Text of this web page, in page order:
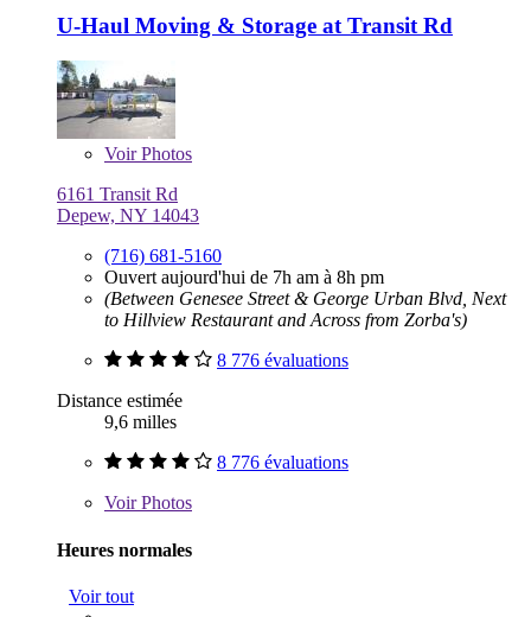
U-Haul Moving & Storage at Transit Rd
VoirPhotos
6161 Transit Rd
Depew, NY 14043
(716) 681-5160
Ouvert aujourd'hui de 7h am à 8h pm
(Between Genesee Street & George Urban Blvd, Next
to Hillview Restaurant and Across from Zorba's)
8 776 évaluations
Distance estimée
9,6 milles
8 776 évaluations
VoirPhotos
Heures normales
Voir tout